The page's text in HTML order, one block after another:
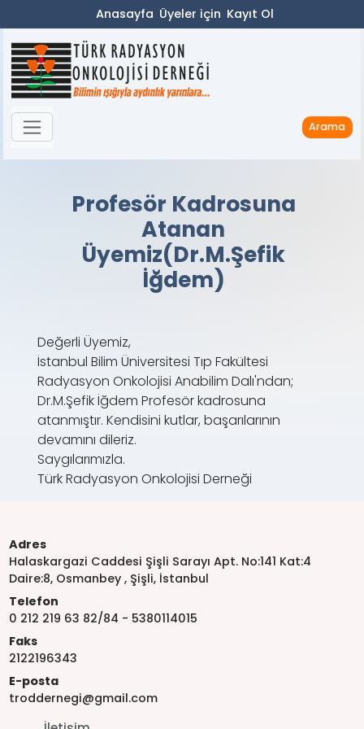
Anasayfa Üyeler için Kayıt Ol
Arama
Profesör Kadrosuna
Atanan
Üyemiz(Dr.M.Şefik
İğdem)
Değerli Üyemiz,
İstanbul Bilim Üniversitesi Tıp Fakültesi
Radyasyon Onkolojisi Anabilim Dalı'ndan;
Dr.M.Şefik İğdem Profesör kadrosuna
atanmıştır. Kendisini kutlar, başarılarının
devamını dileriz.
Saygılarımızla.
Türk Radyasyon Onkolojisi Derneği
Adres
Halaskargazi Caddesi Şişli Sarayı Apt. No:141 Kat:4
Daire:8, Osmanbey , Şişli, İstanbul
Telefon
0 212 219 63 82/84 - 5380114015
Faks
2122196343
E-posta
troddernegi@gmail.com